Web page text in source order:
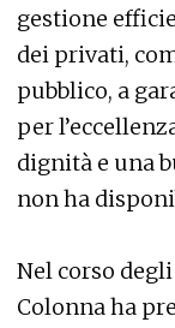
gestione
dei privati,
pubblico, a
per
dignità e una
non ha
Nel corso
Colonna ha